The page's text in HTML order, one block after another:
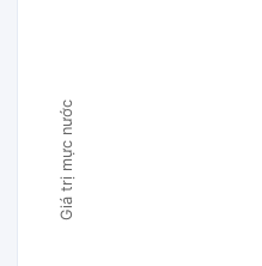
Giá trị mực nước